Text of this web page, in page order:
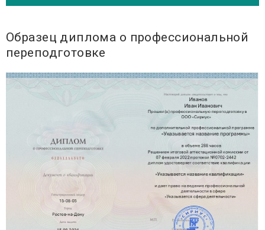
Образец диплома о профессиональной
переподготовке